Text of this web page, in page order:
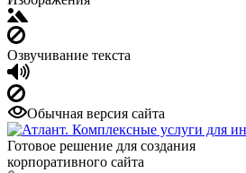
Озвучивание текста
Обычная версия сайта
Готовое решение для создания
корпоративного сайта